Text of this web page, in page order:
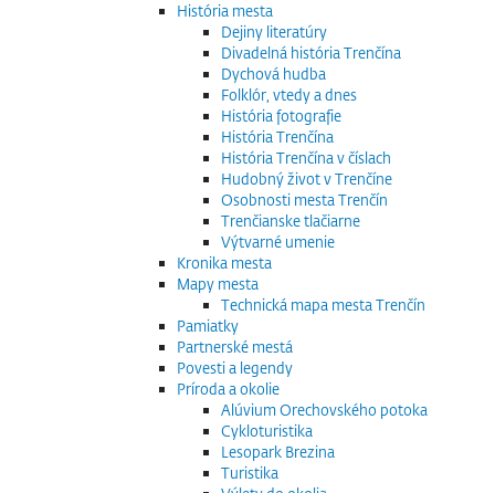
História mesta
Dejiny literatúry
Divadelná história Trenčína
Dychová hudba
Folklór, vtedy a dnes
História fotografie
História Trenčína
História Trenčína v číslach
Hudobný život v Trenčíne
Osobnosti mesta Trenčín
Trenčianske tlačiarne
Výtvarné umenie
Kronika mesta
Mapy mesta
Technická mapa mesta Trenčín
Pamiatky
Partnerské mestá
Povesti a legendy
Príroda a okolie
Alúvium Orechovského potoka
Cykloturistika
Lesopark Brezina
Turistika